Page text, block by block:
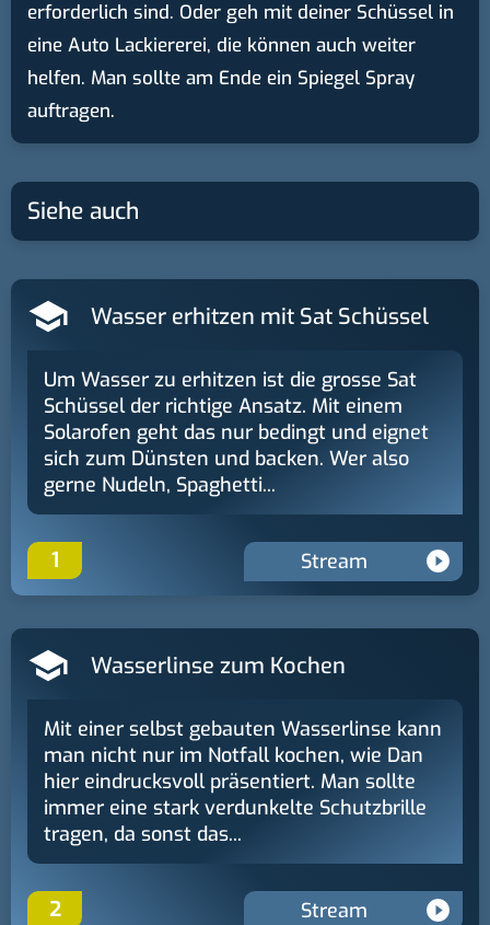
erforderlich sind. Oder geh mit deiner Schüssel in
eine Auto Lackiererei, die können auch weiter
helfen. Man sollte am Ende ein Spiegel Spray
auftragen.
Siehe auch
Wasser erhitzen mit Sat Schüssel
Um Wasser zu erhitzen ist die grosse Sat
Schüssel der richtige Ansatz. Mit einem
Solarofen geht das nur bedingt und eignet
sich zum Dünsten und backen. Wer also
gerne Nudeln, Spaghetti...
1 Stream
Wasserlinse zum Kochen
Mit einer selbst gebauten Wasserlinse kann
man nicht nur im Notfall kochen, wie Dan
hier eindrucksvoll präsentiert. Man sollte
immer eine stark verdunkelte Schutzbrille
tragen, da sonst das...
2 Stream